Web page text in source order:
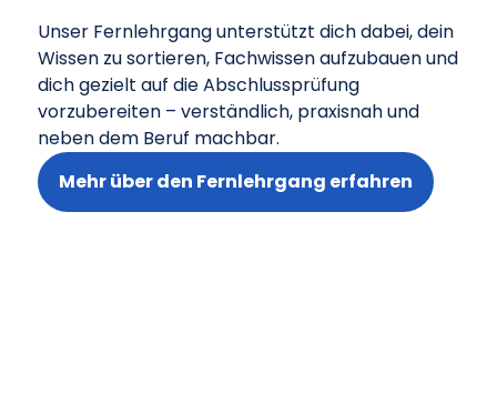
Unser Fernlehrgang unterstützt dich dabei, dein
Wissen zu sortieren, Fachwissen aufzubauen und
dich gezielt auf die Abschlussprüfung
vorzubereiten – verständlich, praxisnah und
neben dem Beruf machbar.
Mehr über den Fernlehrgang erfahren